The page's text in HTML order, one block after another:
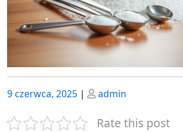
Posted
9 czerwca, 2025 | Posted
admin
Rate this post